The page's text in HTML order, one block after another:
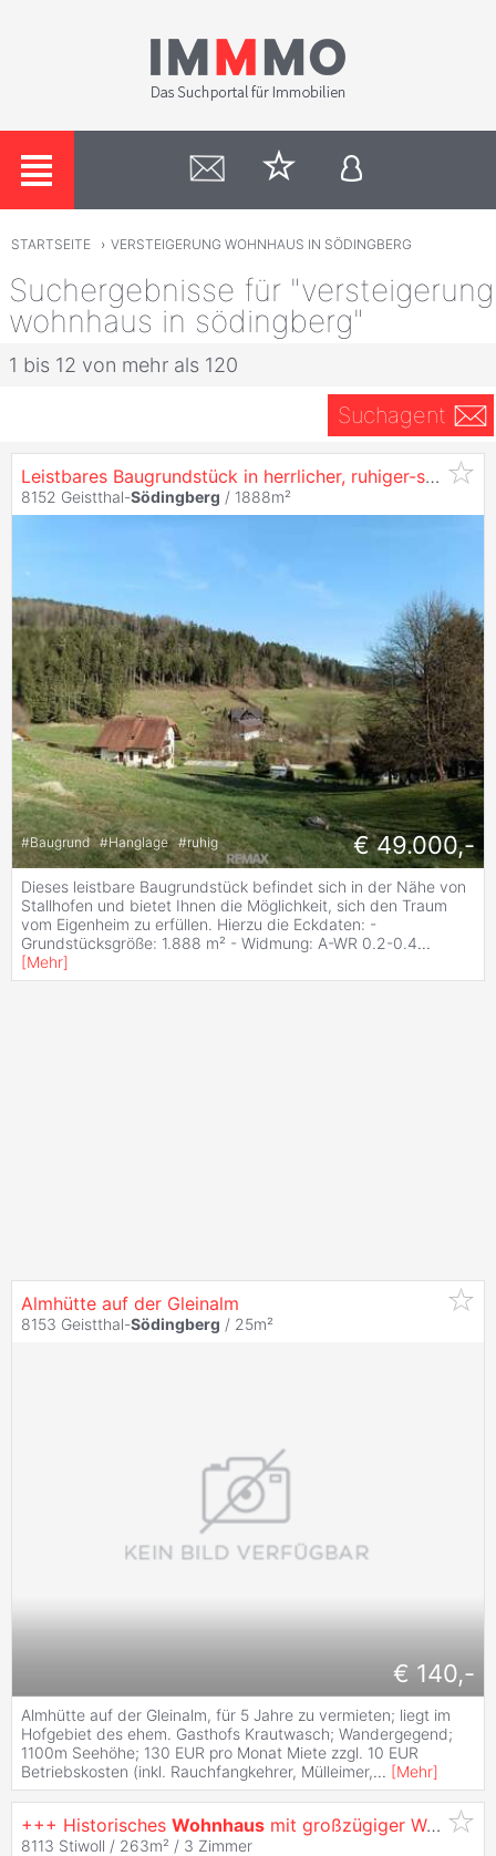
STARTSEITE › VERSTEIGERUNG WOHNHAUS IN SÖDINGBERG
Suchergebnisse für "versteigerung
wohnhaus in södingberg"
1 bis 12 von mehr als 120
Suchagent
Leistbares Baugrundstück in herrlicher, ruhiger-sonniger Lage!
8152 Geistthal-Södingberg / 1888m²
#Baugrund #Hanglage #ruhig € 49.000,-
Dieses leistbare Baugrundstück befindet sich in der Nähe von
Stallhofen und bietet Ihnen die Möglichkeit, sich den Traum
vom Eigenheim zu erfüllen. Hierzu die Eckdaten: -
Grundstücksgröße: 1.888 m² - Widmung: A-WR 0.2-0.4...
[Mehr]
Almhütte auf der Gleinalm
8153 Geistthal-Södingberg / 25m²
€ 140,-
Almhütte auf der Gleinalm, für 5 Jahre zu vermieten; liegt im
Hofgebiet des ehem. Gasthofs Krautwasch; Wandergegend;
1100m Seehöhe; 130 EUR pro Monat Miete zzgl. 10 EUR
Betriebskosten (inkl. Rauchfangkehrer, Mülleimer,... [Mehr]
+++ Historisches Wohnhaus mit großzügiger Wohnfläche und moderner Adaptierung +++
8113 Stiwoll / 263m² / 3 Zimmer